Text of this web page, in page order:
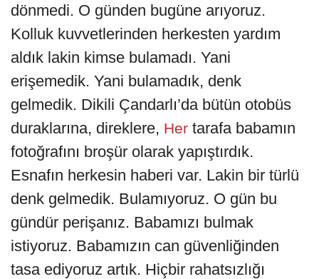
dönmedi. O günden bugüne arıyoruz.
Kolluk kuvvetlerinden herkesten yardım
aldık lakin kimse bulamadı. Yani
erişemedik. Yani bulamadık, denk
gelmedik. Dikili Çandarlı’da bütün otobüs
duraklarına, direklere, Her tarafa babamın
fotoğrafını broşür olarak yapıştırdık.
Esnafın herkesin haberi var. Lakin bir türlü
denk gelmedik. Bulamıyoruz. O gün bu
gündür perişanız. Babamızı bulmak
istiyoruz. Babamızın can güvenliğinden
tasa ediyoruz artık. Hiçbir rahatsızlığı